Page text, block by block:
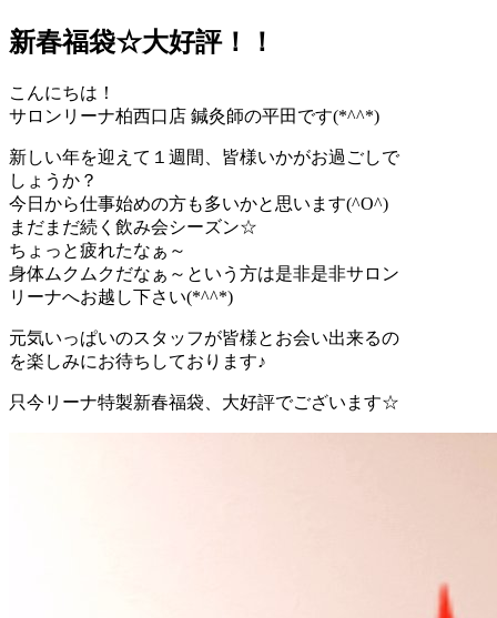
新春福袋☆大好評！！
こんにちは！
サロンリーナ柏西口店 鍼灸師の平田です(*^^*)
新しい年を迎えて１週間、皆様いかがお過ごしで
しょうか？
今日から仕事始めの方も多いかと思います(^O^)
まだまだ続く飲み会シーズン☆
ちょっと疲れたなぁ～
身体ムクムクだなぁ～という方は是非是非サロン
リーナへお越し下さい(*^^*)
元気いっぱいのスタッフが皆様とお会い出来るの
を楽しみにお待ちしております♪
只今リーナ特製新春福袋、大好評でございます☆